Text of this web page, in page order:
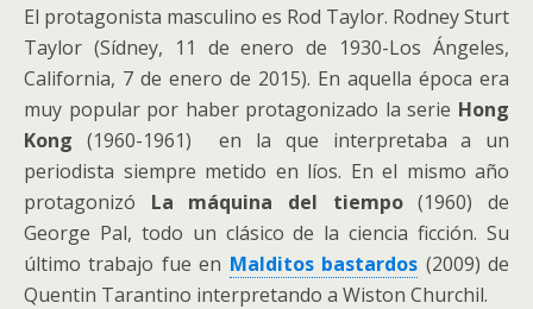
El protagonista masculino es Rod Taylor. Rodney Sturt
Taylor (Sídney, 11 de enero de 1930-Los Ángeles,
California, 7 de enero de 2015). En aquella época era
muy popular por haber protagonizado la serie Hong
Kong (1960-1961) en la que interpretaba a un
periodista siempre metido en líos. En el mismo año
protagonizó La máquina del tiempo(1960) de
George Pal, todo un clásico de la ciencia ficción. Su
último trabajo fue en Malditos bastardos (2009) de
Quentin Tarantino interpretando a Wiston Churchil.